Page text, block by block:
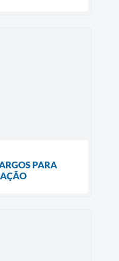
PARA